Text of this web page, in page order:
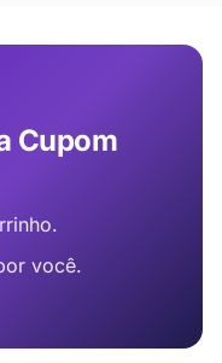
Cupom
você.